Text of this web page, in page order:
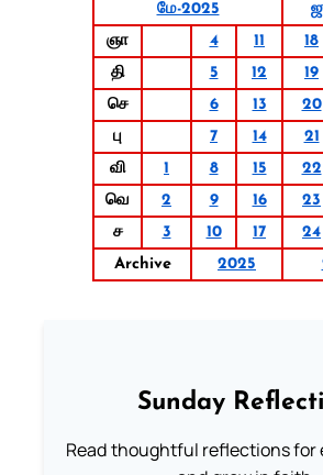
மே-2025
ஞா
4 11 18
தி
5 12 19
செ
6 13 20
பு
7 14 21
வி
1 8 15 22
வெ
2 9 16 23
ச
3 10 17 24
Archive
2025
Sunday
Read thoughtful reflections for